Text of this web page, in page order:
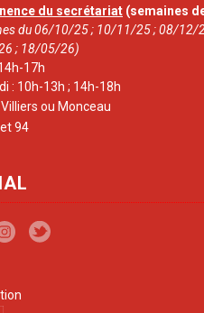
du secrétariat (semaines
du 06/10/25 ; 10/11/25 ; 08/
; 18/05/26)
17h
: 10h-13h ; 14h-18h
ou Monceau
94